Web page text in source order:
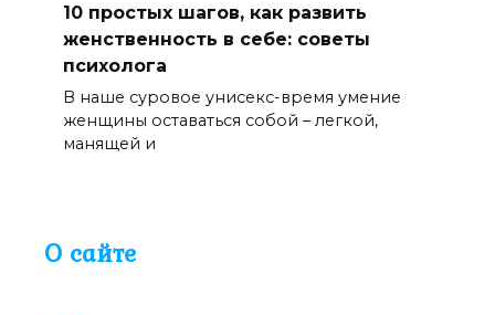
10 простых шагов, как развить
женственность в себе: советы
психолога
В наше суровое унисекс-время умение
женщины оставаться собой – легкой,
манящей и
О сайте